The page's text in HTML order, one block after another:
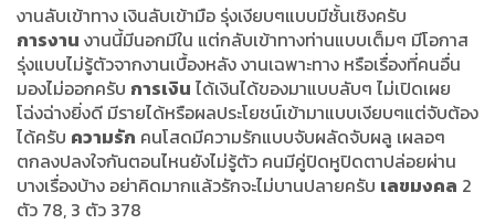
งานลับเข้าทาง เงินลับเข้ามือ รุ่งเงียบๆแบบมีชั้นเชิงครับ
การงาน งานนี้มีนอกมีใน แต่กลับเข้าทางท่านแบบเต็มๆ มีโอกาส
รุ่งแบบไม่รู้ตัวจากงานเบื้องหลัง งานเฉพาะทาง หรือเรื่องที่คนอื่น
มองไม่ออกครับ การเงิน ได้เงินได้ของมาแบบลับๆ ไม่เปิดเผย
โฉ่งฉ่างยิ่งดี มีรายได้หรือผลประโยชน์เข้ามาแบบเงียบๆแต่จับต้อง
ได้ครับ ความรัก คนโสดมีความรักแบบจับผลัดจับผลู เผลอๆ
ตกลงปลงใจกันตอนไหนยังไม่รู้ตัว คนมีคู่ปิดหูปิดตาปล่อยผ่าน
บางเรื่องบ้าง อย่าคิดมากแล้วรักจะไม่บานปลายครับ เลขมงคล 2
ตัว 78, 3 ตัว 378